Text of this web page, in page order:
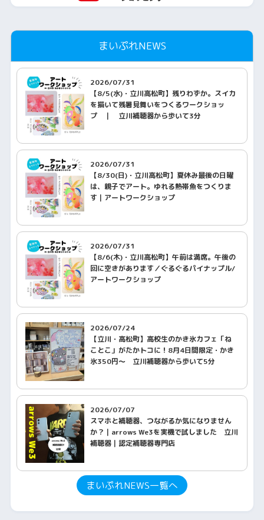
まいぷれNEWS
2026/07/31
【8/5(水)・立川高松町】残りわずか。スイカ
を描いて残暑見舞いをつくるワークショッ
プ ｜ 立川補聴器から歩いて3分
2026/07/31
【8/30(日)・立川高松町】夏休み最後の日曜
は、親子でアート。ゆれる熱帯魚をつくりま
す｜アートワークショップ
2026/07/31
【8/6(木)・立川高松町】午前は満席。午後の
回に空きがあります／ぐるぐるパイナップル/
アートワークショップ
2026/07/24
【立川・高松町】高校生のかき氷カフェ「ね
ことこ」がたかトコに！8月4日間限定・かき
氷350円〜 立川補聴器から歩いて5分
2026/07/07
スマホと補聴器、つながるか気になりません
か？｜arrows We3を実機で試しました 立川
補聴器｜認定補聴器専門店
まいぷれNEWS一覧へ